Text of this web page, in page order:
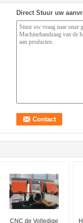
Direct Stuur uw
CNC de Volledige